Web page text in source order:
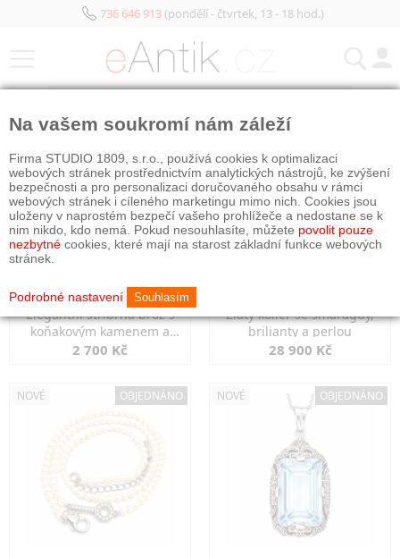
736 646 913(pondělí - čtvrtek, 13 - 18 hod.)
Elegantní stříbrná brož s
koňakovým kamenem a
markazity
2 700 Kč
Zlatý kolier se smaragdy,
brilianty a perlou
28 900 Kč
NOVÉ OBJEDNÁNO NOVÉ OBJEDNÁNO
Na vašem soukromí nám záleží
Firma STUDIO 1809, s.r.o., používá cookies k optimalizaci
webových stránek prostřednictvím analytických nástrojů, ke zvýšení
bezpečnosti a pro personalizaci doručovaného obsahu v rámci
webových stránek i cíleného marketingu mimo nich. Cookies jsou
uloženy v naprostém bezpečí vašeho prohlížeče a nedostane se k
nim nikdo, kdo nemá. Pokud nesouhlasíte, můžete povolit pouze
nezbytné cookies, které mají na starost základní funkce webových
stránek.
Podrobné nastavení Souhlasím